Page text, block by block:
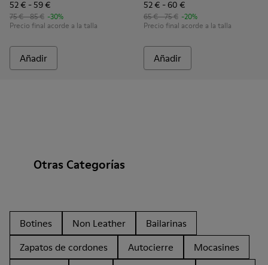
52 € - 59 €
75 € - 85 € -30%
Precio final acorde a la talla
Añadir
52 € - 60 €
65 € - 75 € -20%
Precio final acorde a la talla
Añadir
Otras Categorías
Botines Non Leather
Bailarinas
Zapatos de cordones
Autocierre
Mocasines